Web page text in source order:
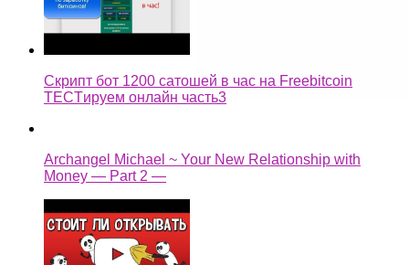
Скрипт бот 1200 сатошей в час на Freebitcoin
TECTируем онлайн часть3
Archangel Michael ~ Your New Relationship with
Money — Part 2 —